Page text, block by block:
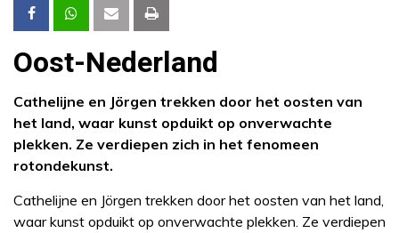
Oost-Nederland
Cathelijne en Jörgen trekken door het oosten van
het land, waar kunst opduikt op onverwachte
plekken. Ze verdiepen zich in het fenomeen
rotondekunst.
Cathelijne en Jörgen trekken door het oosten van het land,
waar kunst opduikt op onverwachte plekken. Ze verdiepen